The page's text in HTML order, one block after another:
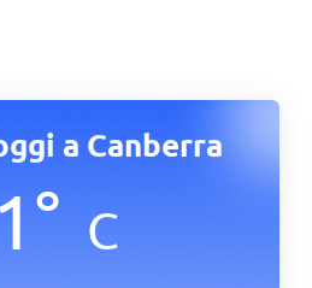
a Canberra
1° C